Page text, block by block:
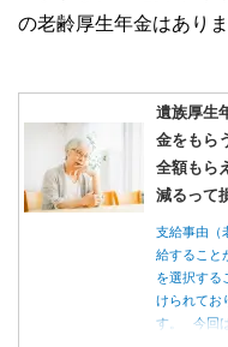
の老齢厚生年金はありま
遺族厚生
金をもら
全額もら
減るって
支給事由（
給すること
を選択する
けられてお
す。 今回